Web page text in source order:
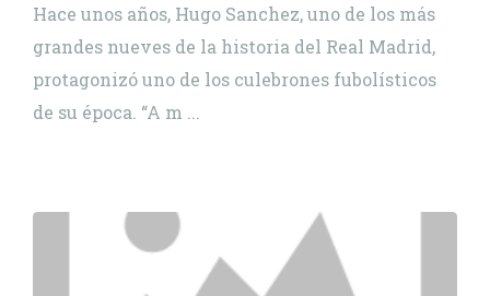
Hace unos años, Hugo Sanchez, uno de los más
grandes nueves de la historia del Real Madrid,
protagonizó uno de los culebrones fubolísticos
de su época. “A m ...